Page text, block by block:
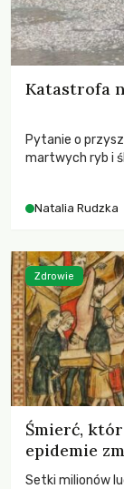
Katastrofa
Pytanie o
martwych ryb i
zdarzeń
Natalia Rudzka
Śmierć,
epidemie
Setki milionów
Zdrowie